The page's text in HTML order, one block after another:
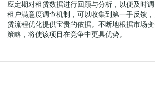
应定期对租赁数据进行回顾与分析，以便及时
租户满意度调查机制，可以收集到第一手反馈
赁流程优化提供宝贵的依据。不断地根据市场
策略，将使该项目在竞争中更具优势。